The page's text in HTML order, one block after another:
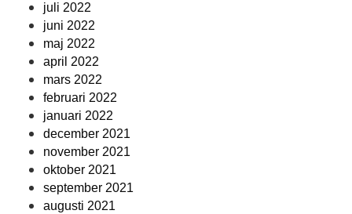
juli 2022
juni 2022
maj 2022
april 2022
mars 2022
februari 2022
januari 2022
december 2021
november 2021
oktober 2021
september 2021
augusti 2021